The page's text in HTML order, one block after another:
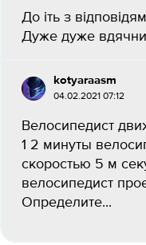
До іть з
Дуже дуже
kotyaraasm
04.02.2021 07:12
Велосипедист
1 2 минуты
скоростью 5 м
велосипедист
Определите...